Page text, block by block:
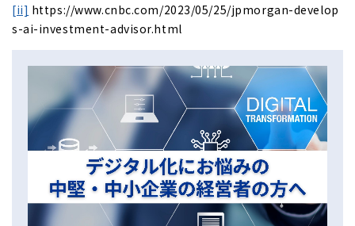
[ii] https://www.cnbc.com/2023/05/25/jpmorgan-develop
s-ai-investment-advisor.html